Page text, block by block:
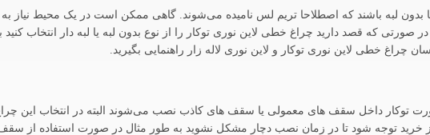
لبه باشند که اصطلاحا تریم لس نامیده می‌شوند. گاهی ممکن است در یک محیط نیاز به
در صورتی که قصد دارید چراغ خطی لاین نوری توکار را از نوع بدون لبه یا لبه دار انتخاب
چراغ خطی لاین نوری توکار و لاین نوری لاله زار راهنمایی بگیرید.
داخل سقف های معمولی یا سقف های کاذب نصب می‌شوند البته در انتخاب این چراغ
از خرید توجه شود تا در زمان نصب دچار مشکل نشوید به طور مثال در صورت استفاده از